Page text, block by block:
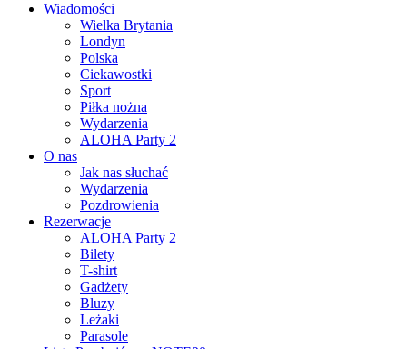
Wiadomości
Wielka Brytania
Londyn
Polska
Ciekawostki
Sport
Piłka nożna
Wydarzenia
ALOHA Party 2
O nas
Jak nas słuchać
Wydarzenia
Pozdrowienia
Rezerwacje
ALOHA Party 2
Bilety
T-shirt
Gadżety
Bluzy
Leżaki
Parasole